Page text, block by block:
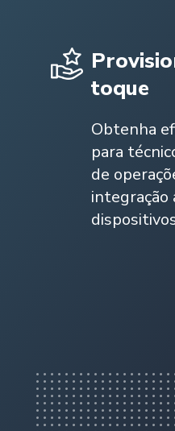
toque
Obtenha
para
de
integração